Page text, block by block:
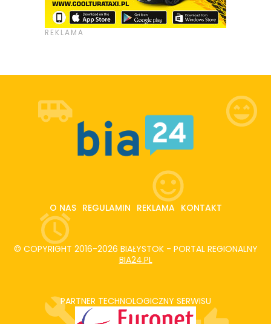
O NAS REGULAMIN REKLAMA KONTAKT
© COPYRIGHT 2016-2026 BIAŁYSTOK - PORTAL REGIONALNY
BIA24.PL
PARTNER TECHNOLOGICZNY SERWISU